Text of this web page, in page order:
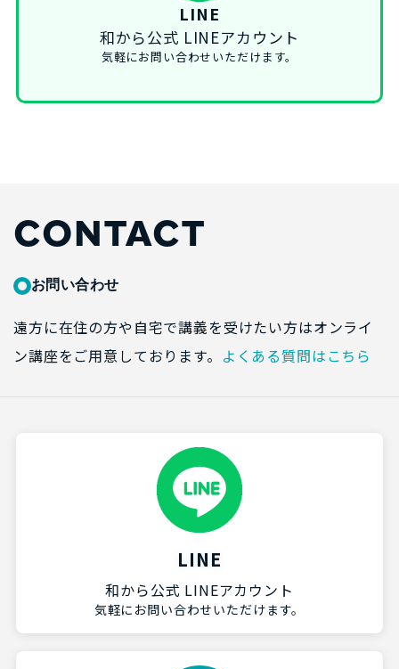
LINE
和から公式 LINEアカウント
気軽にお問い合わせいただけます。
CONTACT
お問い合わせ
遠方に在住の方や自宅で講義を受けたい方はオンライ
ン講座をご用意しております。 よくある質問はこちら
LINE
和から公式 LINEアカウント
気軽にお問い合わせいただけます。